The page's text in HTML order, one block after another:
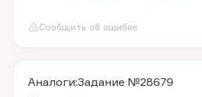
Сообщить об ошибке
Аналоги:Задание №28679